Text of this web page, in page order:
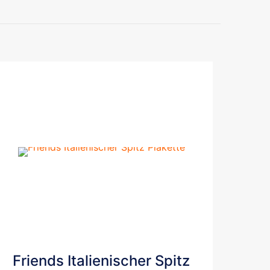
Friends Italienischer Spitz